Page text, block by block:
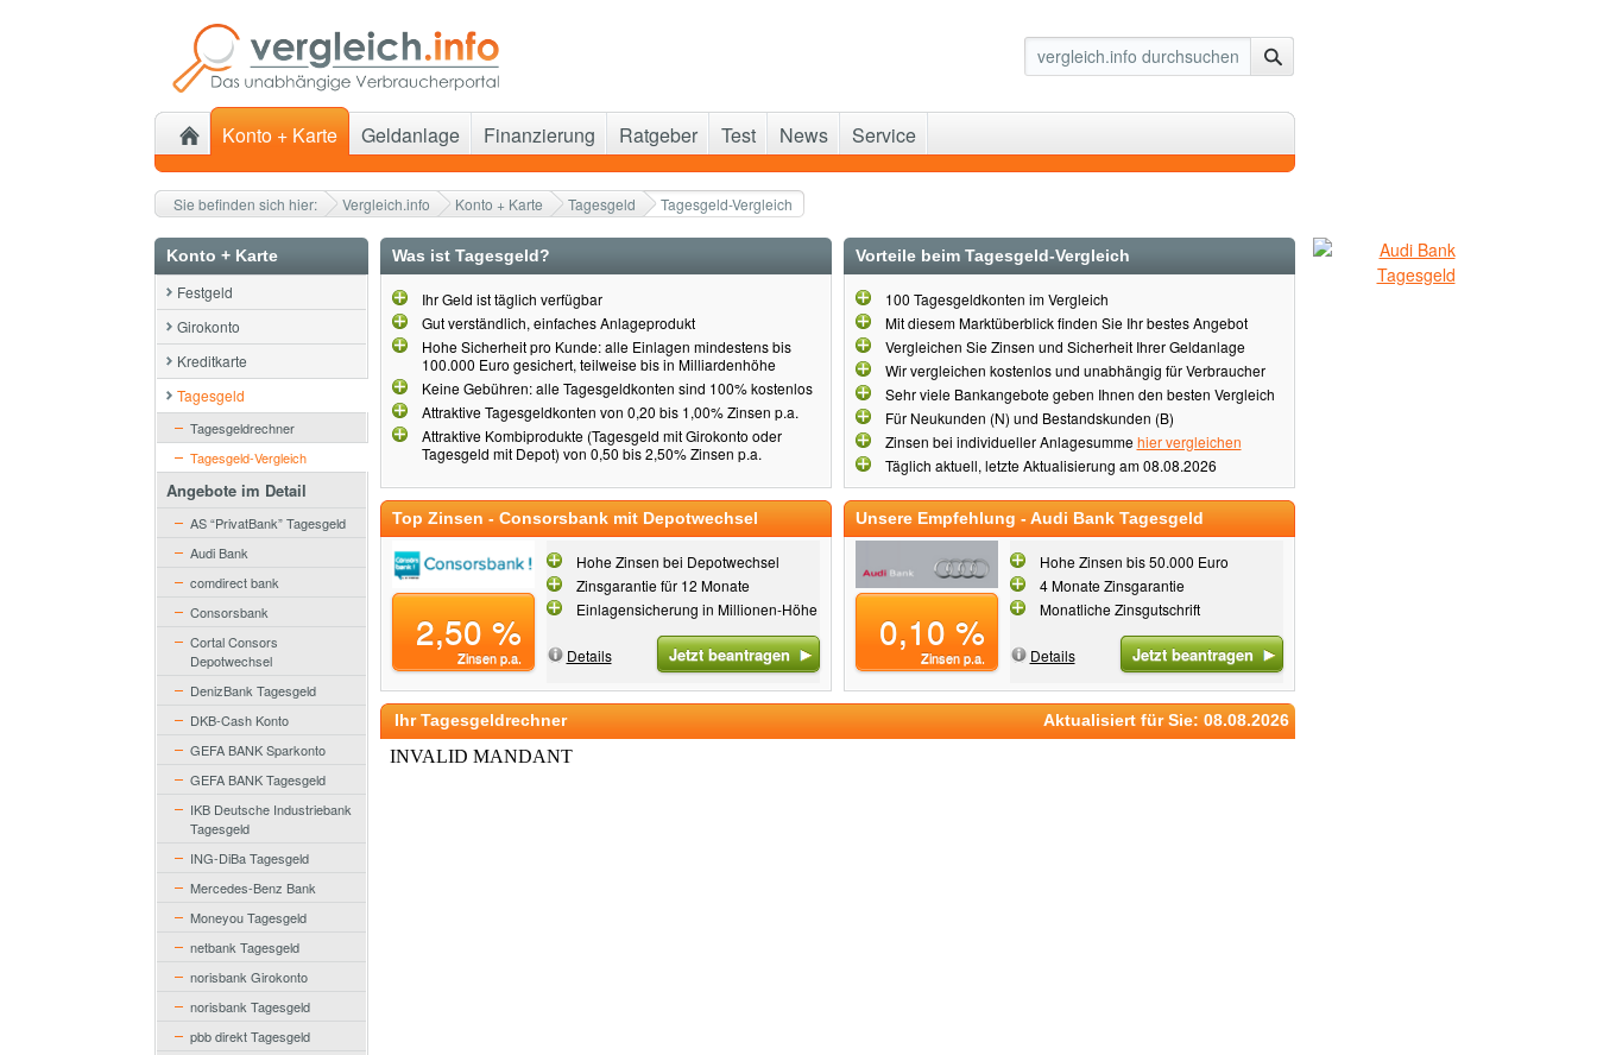
Sie befinden sich hier: Vergleich.info Konto + Karte Tagesgeld Tagesgeld-Vergleich
Konto + Karte
Festgeld
Girokonto
Kreditkarte
Tagesgeld
Tagesgeldrechner
Tagesgeld-Vergleich
Angebote im Detail
AS “PrivatBank” Tagesgeld
Audi Bank
comdirect bank
Consorsbank
Cortal Consors
Depotwechsel
DenizBank Tagesgeld
DKB-Cash Konto
GEFA BANK Sparkonto
GEFA BANK Tagesgeld
IKB Deutsche Industriebank
Tagesgeld
ING-DiBa Tagesgeld
Mercedes-Benz Bank
Moneyou Tagesgeld
netbank Tagesgeld
norisbank Girokonto
norisbank Tagesgeld
pbb direkt Tagesgeld
Was ist Tagesgeld?
Ihr Geld ist täglich verfügbar
Gut verständlich, einfaches Anlageprodukt
Hohe Sicherheit pro Kunde: alle Einlagen mindestens bis
100.000 Euro gesichert, teilweise bis in Milliardenhöhe
Keine Gebühren: alle Tagesgeldkonten sind 100% kostenlos
Attraktive Tagesgeldkonten von 0,20 bis 1,00% Zinsen p.a.
Attraktive Kombiprodukte (Tagesgeld mit Girokonto oder
Tagesgeld mit Depot) von 0,50 bis 2,50% Zinsen p.a.
Vorteile beim Tagesgeld-Vergleich
100 Tagesgeldkonten im Vergleich
Mit diesem Marktüberblick finden Sie Ihr bestes Angebot
Vergleichen Sie Zinsen und Sicherheit Ihrer Geldanlage
Wir vergleichen kostenlos und unabhängig für Verbraucher
Sehr viele Bankangebote geben Ihnen den besten Vergleich
Für Neukunden (N) und Bestandskunden (B)
Zinsen bei individueller Anlagesummehier vergleichen
Täglich aktuell, letzte Aktualisierung am 08.08.2026
Top Zinsen - Consorsbank mit Depotwechsel
2,50 %
Zinsen p.a.
Hohe Zinsen bei Depotwechsel
Zinsgarantie für 12 Monate
Einlagensicherung in Millionen-Höhe
Details Jetzt beantragen
Unsere Empfehlung - Audi Bank Tagesgeld
0,10 %
Zinsen p.a.
Hohe Zinsen bis 50.000 Euro
4 Monate Zinsgarantie
Monatliche Zinsgutschrift
Details Jetzt beantragen
Ihr Tagesgeldrechner Aktualisiert für Sie: 08.08.2026
Konto + Karte Geldanlage Finanzierung Ratgeber Test News Service